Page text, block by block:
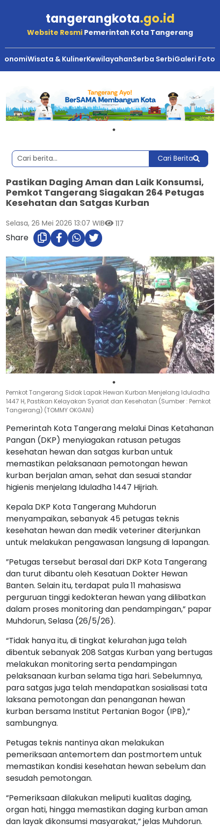
tangerangkota.go.id
Website Resmi Pemerintah Kota Tangerang
Wisata & KulinerKewilayahanSerba SerbiGaleri Foto
Cari Berita
Pastikan Daging Aman dan Laik Konsumsi,
Pemkot Tangerang Siagakan 264 Petugas
Kesehatan dan Satgas Kurban
Selasa, 26 Mei 2026 13:07 WIB 117
Share
Pemkot Tangerang Sidak Lapak Hewan Kurban Menjelang Iduladha
1447 H, Pastikan Kelayakan Syariat dan Kesehatan (Sumber : Pemkot
Tangerang) (TOMMY OKGANI)
Pemerintah Kota Tangerang melalui Dinas Ketahanan
Pangan (DKP) menyiagakan ratusan petugas
kesehatan hewan dan satgas kurban untuk
memastikan pelaksanaan pemotongan hewan
kurban berjalan aman, sehat dan sesuai standar
higienis menjelang Iduladha 1447 Hijriah.
Kepala DKP Kota Tangerang Muhdorun
menyampaikan, sebanyak 45 petugas teknis
kesehatan hewan dan medik veteriner diterjunkan
untuk melakukan pengawasan langsung di lapangan.
”Petugas tersebut berasal dari DKP Kota Tangerang
dan turut dibantu oleh Kesatuan Dokter Hewan
Banten. Selain itu, terdapat pula 11 mahasiswa
perguruan tinggi kedokteran hewan yang dilibatkan
dalam proses monitoring dan pendampingan,” papar
Muhdorun, Selasa (26/5/26).
“Tidak hanya itu, di tingkat kelurahan juga telah
dibentuk sebanyak 208 Satgas Kurban yang bertugas
melakukan monitoring serta pendampingan
pelaksanaan kurban selama tiga hari. Sebelumnya,
para satgas juga telah mendapatkan sosialisasi tata
laksana pemotongan dan penanganan hewan
kurban bersama Institut Pertanian Bogor (IPB),”
sambungnya.
Petugas teknis nantinya akan melakukan
pemeriksaan antemortem dan postmortem untuk
memastikan kondisi kesehatan hewan sebelum dan
sesudah pemotongan.
“Pemeriksaan dilakukan meliputi kualitas daging,
organ hati, hingga memastikan daging kurban aman
dan layak dikonsumsi masyarakat,” jelas Muhdorun.